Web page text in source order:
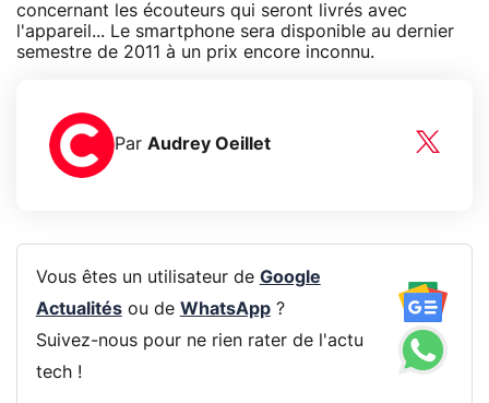
concernant les écouteurs qui seront livrés avec
l'appareil... Le smartphone sera disponible au dernier
semestre de 2011 à un prix encore inconnu.
Par Audrey Oeillet
Vous êtes un utilisateur de Google
Actualitésou de WhatsApp?
Suivez-nous pour ne rien rater de l'actu
tech !